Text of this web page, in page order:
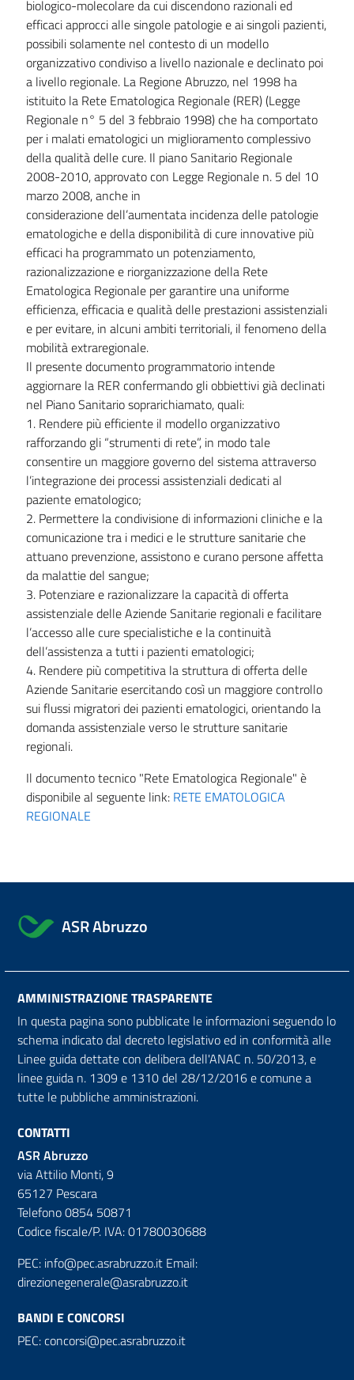
biologico-molecolare da cui discendono razionali ed
efficaci approcci alle singole patologie e ai singoli pazienti,
possibili solamente nel contesto di un modello
organizzativo condiviso a livello nazionale e declinato poi
a livello regionale. La Regione Abruzzo, nel 1998 ha
istituito la Rete Ematologica Regionale (RER) (Legge
Regionale n° 5 del 3 febbraio 1998) che ha comportato
per i malati ematologici un miglioramento complessivo
della qualità delle cure. Il piano Sanitario Regionale
2008-2010, approvato con Legge Regionale n. 5 del 10
marzo 2008, anche in
considerazione dell’aumentata incidenza delle patologie
ematologiche e della disponibilità di cure innovative più
efficaci ha programmato un potenziamento,
razionalizzazione e riorganizzazione della Rete
Ematologica Regionale per garantire una uniforme
efficienza, efficacia e qualità delle prestazioni assistenziali
e per evitare, in alcuni ambiti territoriali, il fenomeno della
mobilità extraregionale.
Il presente documento programmatorio intende
aggiornare la RER confermando gli obbiettivi già declinati
nel Piano Sanitario soprarichiamato, quali:
1. Rendere più efficiente il modello organizzativo
rafforzando gli “strumenti di rete”, in modo tale
consentire un maggiore governo del sistema attraverso
l’integrazione dei processi assistenziali dedicati al
paziente ematologico;
2. Permettere la condivisione di informazioni cliniche e la
comunicazione tra i medici e le strutture sanitarie che
attuano prevenzione, assistono e curano persone affetta
da malattie del sangue;
3. Potenziare e razionalizzare la capacità di offerta
assistenziale delle Aziende Sanitarie regionali e facilitare
l’accesso alle cure specialistiche e la continuità
dell’assistenza a tutti i pazienti ematologici;
4. Rendere più competitiva la struttura di offerta delle
Aziende Sanitarie esercitando così un maggiore controllo
sui flussi migratori dei pazienti ematologici, orientando la
domanda assistenziale verso le strutture sanitarie
regionali.
Il documento tecnico "Rete Ematologica Regionale" è
disponibile al seguente link: RETE EMATOLOGICA
REGIONALE
ASR Abruzzo
AMMINISTRAZIONE TRASPARENTE
In questa pagina sono pubblicate le informazioni seguendo lo
schema indicato dal decreto legislativo ed in conformità alle
Linee guida dettate con delibera dell'ANAC n. 50/2013, e
linee guida n. 1309 e 1310 del 28/12/2016 e comune a
tutte le pubbliche amministrazioni.
CONTATTI
ASR Abruzzo
via Attilio Monti, 9
65127 Pescara
Telefono 0854 50871
Codice fiscale/P. IVA: 01780030688
PEC: info@pec.asrabruzzo.it Email:
direzionegenerale@asrabruzzo.it
BANDI E CONCORSI
PEC:concorsi@pec.asrabruzzo.it